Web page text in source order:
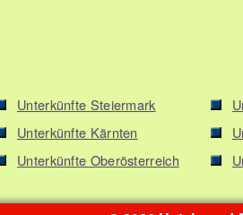
Unterkünfte Steiermark
Unterkünfte Kärnten
Unterkünfte Oberösterreich